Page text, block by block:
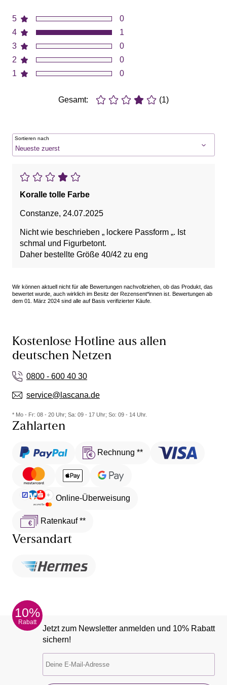
5
4
3
2
1
0
1
0
0
0
Gesamt: (1)
Sortieren nach
Koralle tolle Farbe
Constanze, 24.07.2025
Nicht wie beschrieben „ lockere Passform „. Ist
schmal und Figurbetont.
Daher bestellte Größe 40/42 zu eng
Wir können aktuell nicht für alle Bewertungen nachvollziehen, ob das Produkt, das
bewertet wurde, auch wirklich im Besitz der Rezensent*innen ist. Bewertungen ab
dem 01. März 2024 sind alle auf Basis verifizierter Käufe.
Kostenlose Hotline aus allen
deutschen Netzen
0800 - 600 40 30
service@lascana.de
* Mo - Fr: 08 - 20 Uhr; Sa: 09 - 17 Uhr; So: 09 - 14 Uhr.
Zahlarten
Rechnung **
Online-Überweisung
Ratenkauf **
Versandart
10%
Rabatt
Jetzt zum Newsletter anmelden und 10% Rabatt
sichern!